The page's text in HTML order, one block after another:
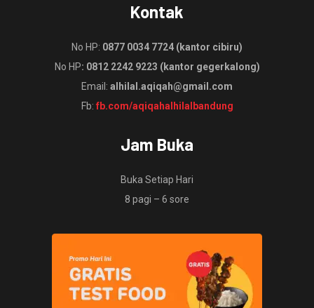
Kontak
No HP: 0877 0034 7724 (kantor cibiru)
No HP: 0812 2242 9223 (kantor gegerkalong)
Email: alhilal.aqiqah@gmail.com
Fb: fb.com/aqiqahalhilalbandung
Jam Buka
Buka Setiap Hari
8 pagi – 6 sore